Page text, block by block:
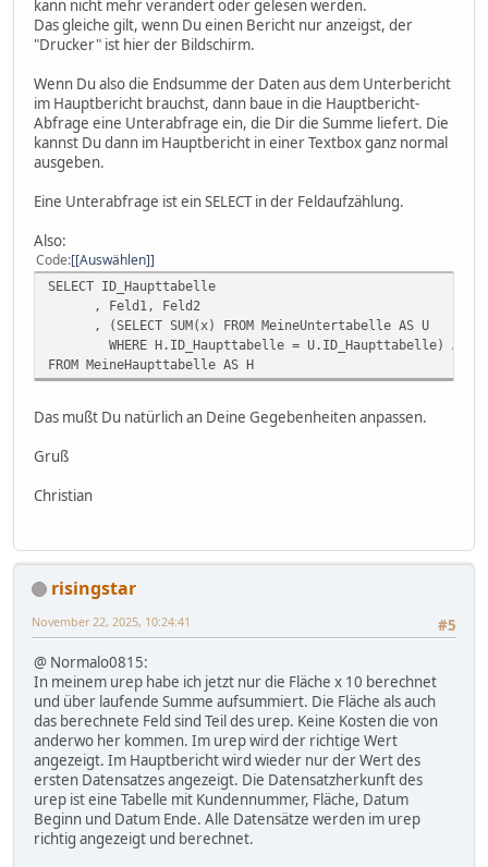
kann nicht mehr verändert oder gelesen werden.
Das gleiche gilt, wenn Du einen Bericht nur anzeigst, der
"Drucker" ist hier der Bildschirm.
Wenn Du also die Endsumme der Daten aus dem Unterbericht
im Hauptbericht brauchst, dann baue in die Hauptbericht-
Abfrage eine Unterabfrage ein, die Dir die Summe liefert. Die
kannst Du dann im Hauptbericht in einer Textbox ganz normal
ausgeben.
Eine Unterabfrage ist ein SELECT in der Feldaufzählung.
Also:
Code [Auswählen]
SELECT ID_Haupttabelle
, Feld1, Feld2
, (SELECT SUM(x) FROM MeineUntertabelle AS U
WHERE H.ID_Haupttabelle = U.ID_Haupttabelle) AS
FROM MeineHaupttabelle AS H
Das mußt Du natürlich an Deine Gegebenheiten anpassen.
Gruß
Christian
risingstar
#5
November 22, 2025, 10:24:41
@ Normalo0815:
In meinem urep habe ich jetzt nur die Fläche x 10 berechnet
und über laufende Summe aufsummiert. Die Fläche als auch
das berechnete Feld sind Teil des urep. Keine Kosten die von
anderwo her kommen. Im urep wird der richtige Wert
angezeigt. Im Hauptbericht wird wieder nur der Wert des
ersten Datensatzes angezeigt. Die Datensatzherkunft des
urep ist eine Tabelle mit Kundennummer, Fläche, Datum
Beginn und Datum Ende. Alle Datensätze werden im urep
richtig angezeigt und berechnet.